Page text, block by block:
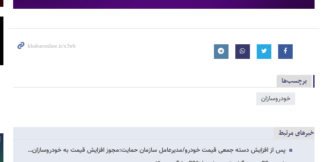
برچسب‌ها
خودروسازان
خبرهای مرتبط
پس از افزایش دسته جمعی قیمت خودرو/مدیرعامل سازمان حمایت:مجوز افزایش قیمت به خودروسازان…